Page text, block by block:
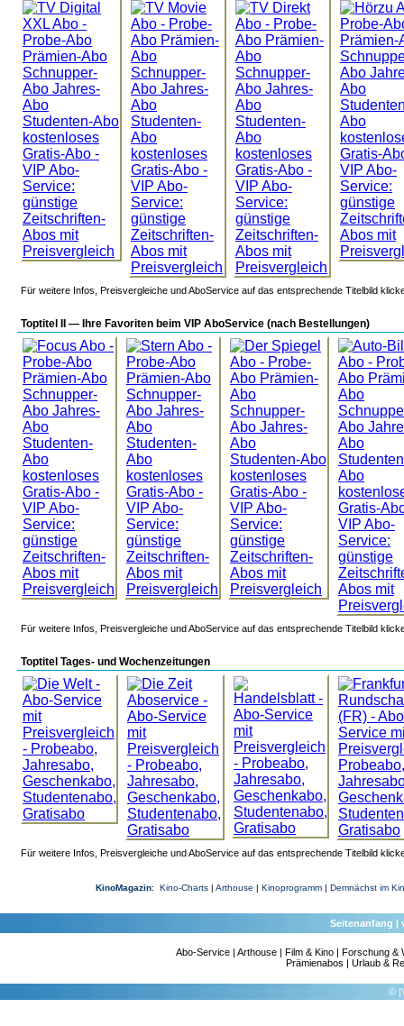
Für weitere Infos, Preisvergleiche und AboService auf das entsprechende Titelbild
Toptitel II — Ihre Favoriten beim VIP AboService (nach Bestellungen)
Für weitere Infos, Preisvergleiche und AboService auf das entsprechende Titelbild
Toptitel Tages- und Wochenzeitungen
Für weitere Infos, Preisvergleiche und AboService auf das entsprechende Titelbild
KinoMagazin: Kino-Charts| Arthouse | Kinoprogramm| Demnächst im
Seitenanfang |
Abo-Service| Arthouse| Film & Kino| Forschung &
Prämienabos |Urlaub &
©